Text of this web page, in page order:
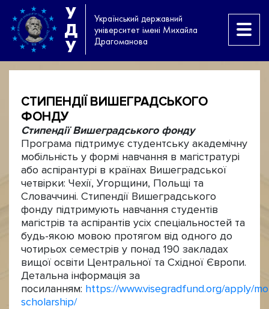
У
Д
У
Український державний
університет імені Михайла
Драгоманова
СТИПЕНДІЇ ВИШЕГРАДСЬКОГО
ФОНДУ
Стипендії Вишеградського фонду
Програма підтримує студентську академічну
мобільність у формі навчання в магістратурі
або аспірантурі в країнах Вишеградської
четвірки: Чехії, Угорщини, Польщі та
Словаччині. Стипендії Вишеградського
фонду підтримують навчання студентів
магістрів та аспірантів усіх спеціальностей та
будь-якою мовою протягом від одного до
чотирьох семестрів у понад 190 закладах
вищої освіти Центральної та Східної Європи.
Детальна інформація за
посиланням: https://www.visegradfund.org/apply/
scholarship/